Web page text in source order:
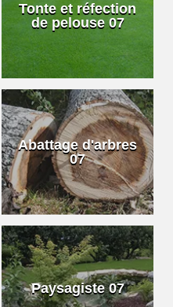
Tonte et réfection
de pelouse 07
Abattage d'arbres
07
Paysagiste 07